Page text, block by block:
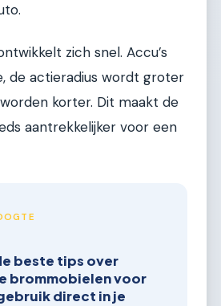
zich snel. Accu’s
de actieradius wordt groter
korter. Dit maakt de
aantrekkelijker voor een
beste tips over
brommobielen voor
direct in je